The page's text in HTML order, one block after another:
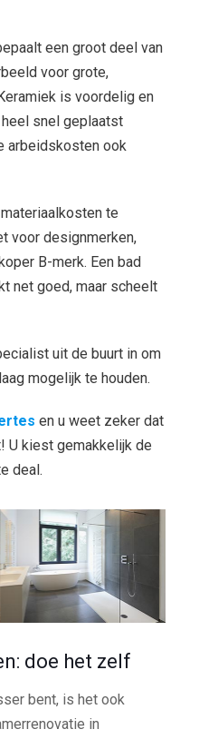
een groot deel van
voor grote,
is voordelig en
snel geplaatst
arbeidskosten ook
te
voor designmerken,
B-merk. Een bad
net goed, maar scheelt
uit de buurt in om
mogelijk te houden.
en u weet zeker dat
U kiest gemakkelijk de
deal.
doe het zelf
bent, is het ook
in